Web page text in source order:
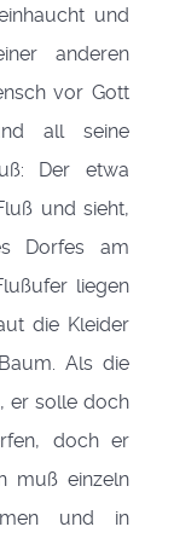
und
anderen
vor Gott
all seine
Der etwa
und sieht,
Dorfes am
liegen
die Kleider
Als die
er solle doch
doch er
muß einzeln
und in